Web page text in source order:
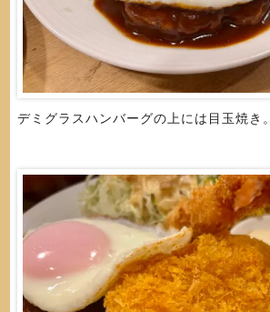
デミグラスハンバーグの上には目玉焼き。